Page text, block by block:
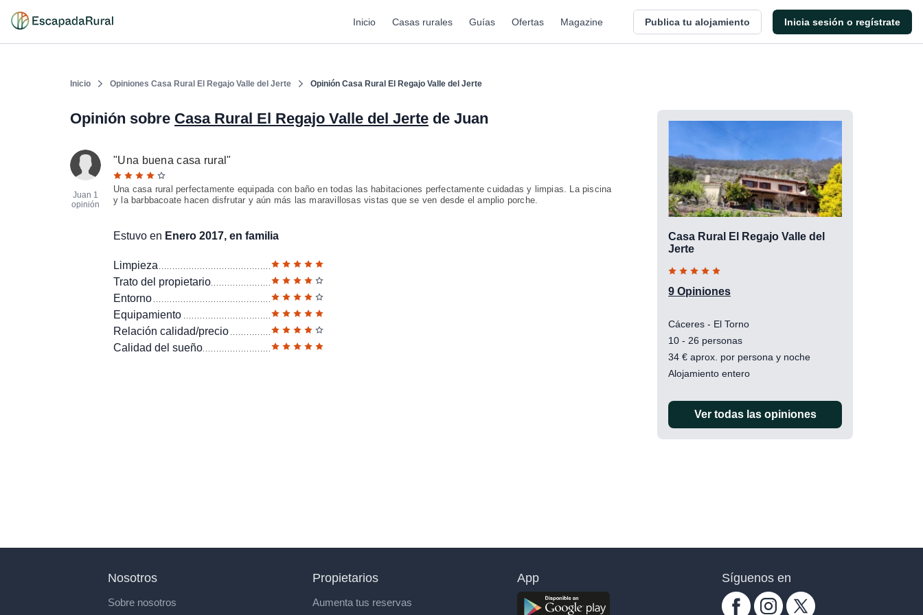
Inicio Casas rurales Guías Ofertas Magazine Publica tu alojamiento Inicia sesión o regístrate
Inicio Opiniones Casa Rural El Regajo Valle del Jerte Opinión Casa Rural El Regajo Valle del Jerte
Opinión sobre Casa Rural El Regajo Valle del Jerte de Juan
Juan 1
opinión
"Una buena casa rural"
Una casa rural perfectamente equipada con baño en todas las habitaciones perfectamente cuidadas y limpias. La piscina
y la barbbacoate hacen disfrutar y aún más las maravillosas vistas que se ven desde el amplio porche.
Estuvo en Enero 2017, en familia
Limpieza
Trato del propietario
Entorno
Equipamiento
Relación calidad/precio
Calidad del sueño
Casa Rural El Regajo Valle del
Jerte
9 Opiniones
Cáceres - El Torno
10 - 26 personas
34 € aprox. por persona y noche
Alojamiento entero
Ver todas las opiniones
Nosotros
Sobre nosotros
Propietarios
Aumenta tus reservas
App Síguenos en